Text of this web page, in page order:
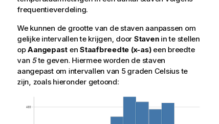
frequentieverdeling.
We kunnen de grootte van de staven aanpassen om
gelijke intervallen te krijgen, door Stavenin te stellen
opAangepast en Staafbreedte (x-as)een breedte
van 5te geven. Hiermee worden de staven
aangepast om intervallen van 5 graden Celsius te
zijn, zoals hieronder getoond: